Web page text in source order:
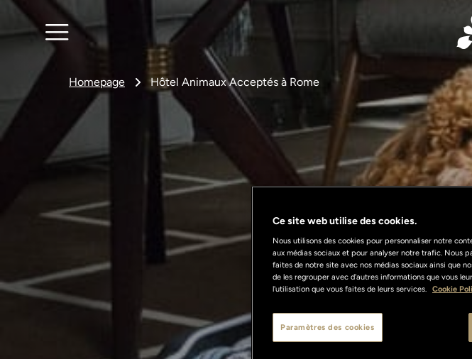
Homepage Hôtel Animaux Acceptés à Rome
Ce site web utilise des cookies.
Nous utilisons des cookies pour personnaliser notre
aux médias sociaux et pour analyser notre trafic. Nous
faites de notre site avec nos médias sociaux ainsi que
de les regrouper avec d'autres informations que vous
l'utilisation que vous faites de leurs services. Cookie
Paramètres des cookies